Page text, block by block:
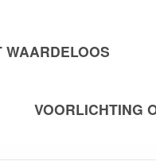
WAARDELOOS
VOORLICHTING